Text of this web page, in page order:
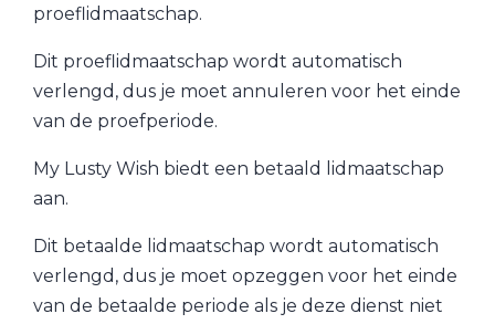
proeflidmaatschap.
Dit proeflidmaatschap wordt automatisch
verlengd, dus je moet annuleren voor het einde
van de proefperiode.
My Lusty Wish biedt een betaald lidmaatschap
aan.
Dit betaalde lidmaatschap wordt automatisch
verlengd, dus je moet opzeggen voor het einde
van de betaalde periode als je deze dienst niet